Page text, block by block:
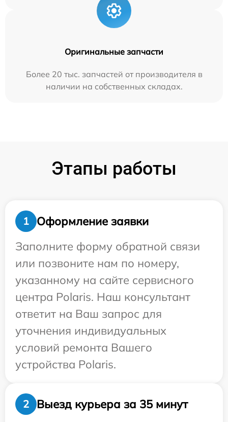
Оригинальные запчасти
Более 20 тыс. запчастей от производителя в
наличии на собственных складах.
Этапы работы
1
Оформление заявки
Заполните форму обратной связи
или позвоните нам по номеру,
указанному на сайте сервисного
центра Polaris. Наш консультант
ответит на Ваш запрос для
уточнения индивидуальных
условий ремонта Вашего
устройства Polaris.
2 Выезд курьера за 35 минут